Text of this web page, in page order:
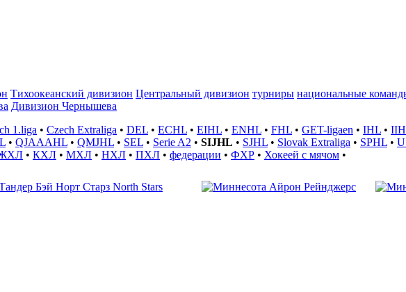
Тихоокеанский дивизион Центральный дивизион турниры национальные
Дивизион Чернышева
1.liga • Czech Extraliga • DEL • ECHL • EIHL • ENHL • FHL • GET-ligaen • IHL •
• QJAAAHL • QMJHL • SEL • Serie A2 • SIJHL • SJHL • Slovak Extraliga • SPHL •
• КХЛ • МХЛ • НХЛ • ПХЛ • федерации • ФХР • Хокеей с мячом •